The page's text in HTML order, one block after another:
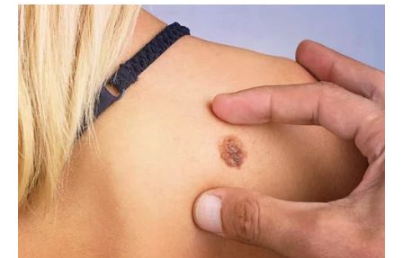
Smjesu ohladite u hladnjaku sat vremena, nakon čega je
mikserom pomiješajte s prethodno pripremljenim šlagom. U
smjesu umiješajte vrećicu kreme od pudinga od vanilije.
Započnite oblaganjem obruča za tortu folijom za pečenje.
Zatim stavite sloj smjese predviđene za kore, zatim sloj fila i
završite drugim slojem kora.
Nakon sat vremena hlađenja skinite obruč i pažljivo uklonite